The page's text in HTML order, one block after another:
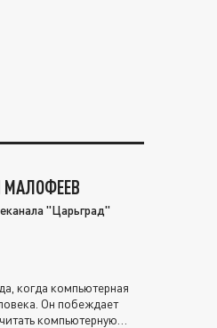
МАЛОФЕЕВ
"Царьград"
когда компьютерная
Он побеждает
компьютерную